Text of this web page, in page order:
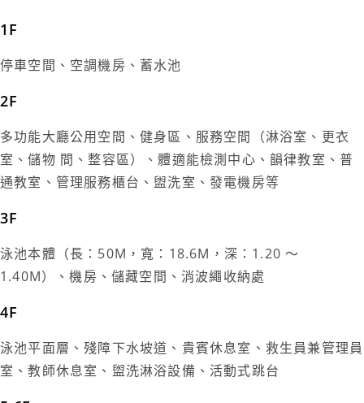
1F
停車空間、空調機房、蓄水池
2F
多功能大廳公用空間、健身區、服務空間（淋浴室、更衣
室、儲物 間、整容區）、體適能檢測中心、韻律教室、普
通教室、管理服務櫃台、盥洗室、發電機房等
3F
泳池本體（長：50M，寬：18.6M，深：1.20 ～
1.40M）、機房、儲藏空間、消波繩收納處
4F
泳池平面層、殘障下水坡道、貴賓休息室、救生員兼管理員
室、教師休息室、盥洗淋浴設備、活動式跳台